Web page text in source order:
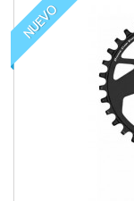
NUEVO